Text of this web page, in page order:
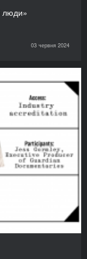
люди»
03 червня 2024